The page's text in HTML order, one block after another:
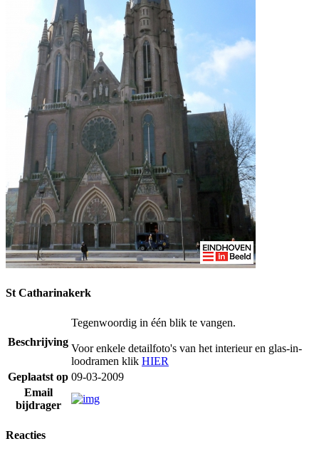
St Catharinakerk
Beschrijving
Tegenwoordig in één blik te vangen.
Voor enkele detailfoto's van het interieur en glas-in-
loodramen klik HIER
Geplaatst op 09-03-2009
Email
bijdrager
Reacties